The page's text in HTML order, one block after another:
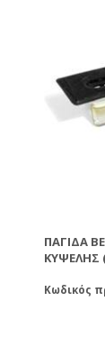
ΠΑΓΊΔΑ
ΚΥΨΈΛΗΣ
Κωδικός